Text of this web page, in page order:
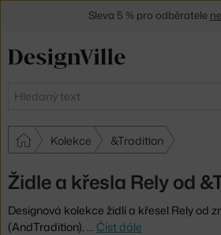
Hledat
Kolekce &Tradition
Židle a křesla Rely od
Designová kolekce židlí a křesel Rely od
(AndTradition), … Číst dále
Sleva 5 % pro odběratele